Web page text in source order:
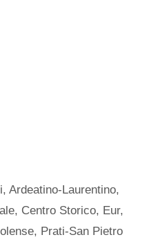
,Ardeatino-Laurentino,
, Centro Storico, Eur,
, Prati-San Pietro